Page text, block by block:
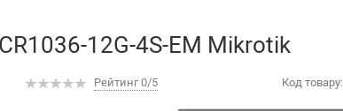
12G-4S-EM Mikrotik
Код товару:
Рейтинг 0/5